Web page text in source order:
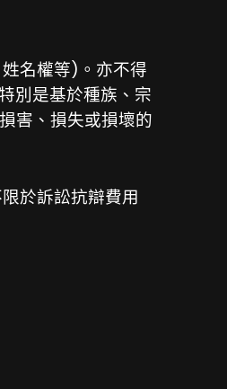
名權等)。亦不得
別是基於種族、宗
害、損失或損壞的
於訴訟抗辯費用